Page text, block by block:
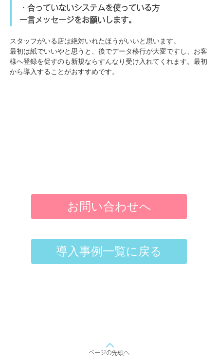
・合っていないシステムを使っている方
一言メッセージをお願いします。
スタッフがいる店は絶対いれたほうがいいと思います。
最初は紙でいいやと思うと、後でデータ移行が大変ですし、お客
様へ登録を促すのも新規ならすんなり受け入れてくれます。最初
から導入することがおすすめです。
導入事例一覧に戻る
お問い合わせへ
ページの先頭へ